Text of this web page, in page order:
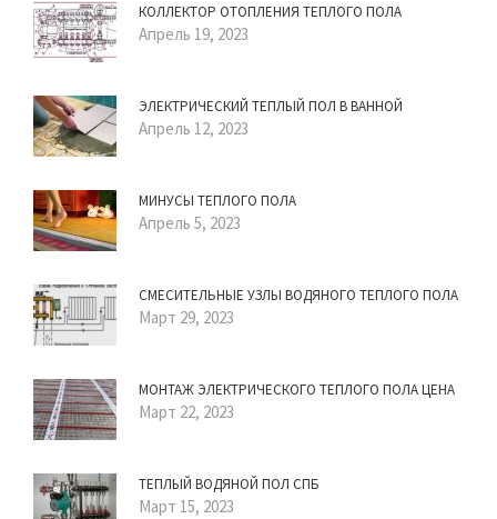
КОЛЛЕКТОР ОТОПЛЕНИЯ ТЕПЛОГО ПОЛА
Апрель 19, 2023
ЭЛЕКТРИЧЕСКИЙ ТЕПЛЫЙ ПОЛ В ВАННОЙ
Апрель 12, 2023
МИНУСЫ ТЕПЛОГО ПОЛА
Апрель 5, 2023
СМЕСИТЕЛЬНЫЕ УЗЛЫ ВОДЯНОГО ТЕПЛОГО ПОЛА
Март 29, 2023
МОНТАЖ ЭЛЕКТРИЧЕСКОГО ТЕПЛОГО ПОЛА ЦЕНА
Март 22, 2023
ТЕПЛЫЙ ВОДЯНОЙ ПОЛ СПБ
Март 15, 2023